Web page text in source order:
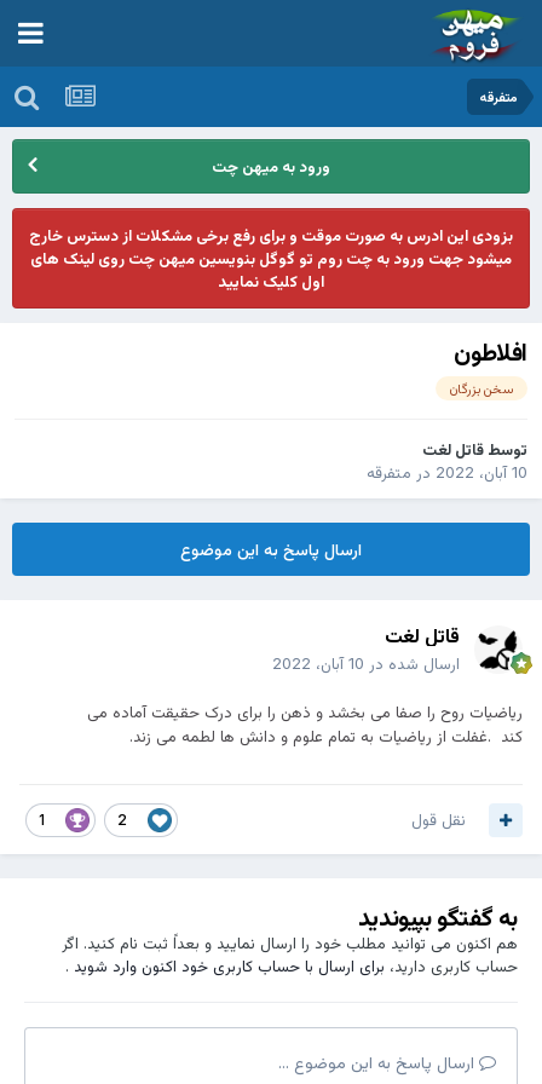
متفرقه
ورود به میهن چت
بزودی این ادرس به صورت موقت و برای رفع برخی مشکلات از دسترس خارج
میشود جهت ورود به چت روم تو گوگل بنویسین میهن چت روی لینک های
اول کلیک نمایید
افلاطون
سخن بزرگان
توسط قاتل لغت
10 آبان، 2022
در متفرقه
ارسال پاسخ به این موضوع
قاتل لغت
ارسال شده در 10 آبان، 2022
ریاضیات روح را صفا می بخشد و ذهن را برای درک حقیقت آماده می
کند
غفلت از ریاضیات به تمام علوم و دانش ها لطمه می زند.
2 نقل قول
به گفتگو بپیوندید
هم اکنون می توانید مطلب خود را ارسال نمایید و بعداً ثبت نام کنید. اگر
حساب کاربری دارید، برای ارسال با حساب کاربری خود اکنون وارد شوید.
ارسال پاسخ به این موضوع ...